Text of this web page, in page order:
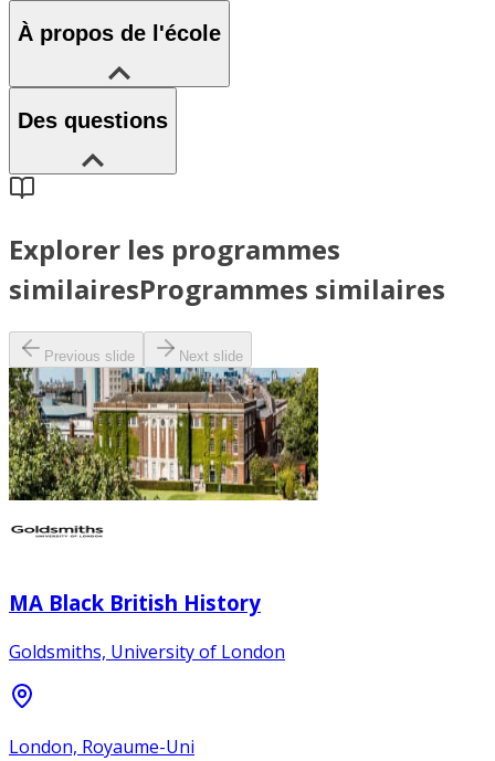
À propos de l'école
Des questions
Explorer les programmes
similairesProgrammes similaires
Previous slide Next slide
MA Black British History
Goldsmiths, University of London
London, Royaume-Uni